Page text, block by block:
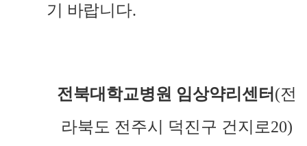
기 바랍니다.
전북대학교병원 임상약리센터 (전
라북도 전주시 덕진구 건지로20)